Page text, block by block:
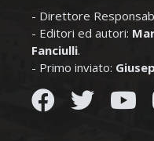
- Direttore
- Editori ed autori:
Fanciulli.
- Primo inviato: